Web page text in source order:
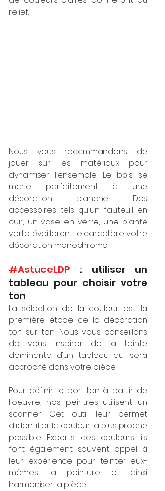
relief.
Nous vous recommandons de
jouer sur les matériaux pour
dynamiser l'ensemble. Le bois se
marie parfaitement à une
décoration blanche. Des
accessoires tels qu'un fauteuil en
cuir, un vase en verre, une plante
verte éveilleront le caractère votre
décoration monochrome.
#AstuceLDP : utiliser un
tableau pour choisir votre
ton
La sélection de la couleur est la
première étape de la décoration
ton sur ton. Nous vous conseillons
de vous inspirer de la teinte
dominante d'un tableau qui sera
accroché dans votre pièce.
Pour définir le bon ton à partir de
l'oeuvre, nos peintres utilisent un
scanner. Cet outil leur permet
d'identifier la couleur la plus proche
possible. Experts des couleurs, ils
font également souvent appel à
leur expérience pour teinter eux-
mêmes la peinture et ainsi
harmoniser la pièce.